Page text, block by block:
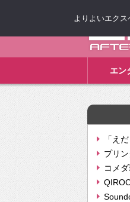
エン
「え
プリ
コメ
よりよいエク